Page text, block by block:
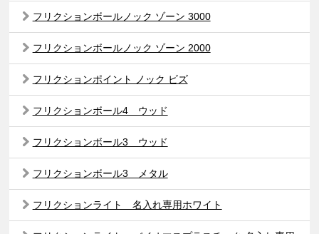
フリクションボールノック ゾーン 3000
フリクションボールノック ゾーン 2000
フリクションポイント ノック ビズ
フリクションボール4 ウッド
フリクションボール3 ウッド
フリクションボール3 メタル
フリクションライト 名入れ専用ホワイト